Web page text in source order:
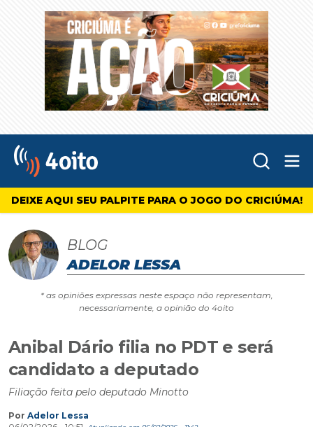
4oito
DEIXE AQUI SEU PALPITE PARA O JOGO DO CRICIÚMA!
BLOG
ADELOR LESSA
* as opiniões expressas neste espaço não representam,
necessariamente, a opinião do 4oito
Anibal Dário filia no PDT e será
candidato a deputado
Filiação feita pelo deputado Minotto
Por Adelor Lessa